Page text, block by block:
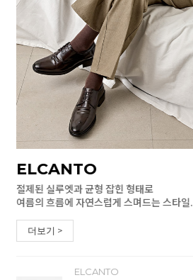
ELCANTO
절제된 실루엣과 균형 잡힌 형태로
여름의 흐름에 자연스럽게 스며드는 스타일.
더보기 >
ELCANTO